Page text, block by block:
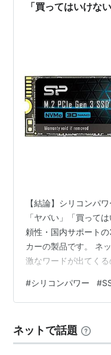
「買ってはいけな
【結論】シリコンパ
「ヤバい」「買って
頼性・国内サポート
カーの製品です。 ネ
激なワードが出てく
ません。 費用対効果
PS5の容量拡張、古
は、なぜネガティブ
コンパワー製SSDが
#シリコンパワー #
ネットで話題